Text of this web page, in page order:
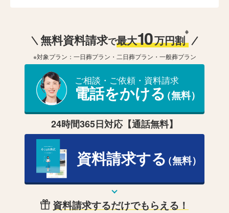
無料資料請求で最大10万円割
※
※対象プラン：一日葬プラン・二日葬プラン・一般葬プラン
ご相談・ご依頼・資料請求
電話をかける（無料）
24時間365日対応【通話無料】
資料請求する（無料）
資料請求するだけでもらえる！